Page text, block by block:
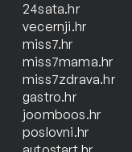
24sata.hr
vecernji.hr
miss7.hr
miss7mama.hr
miss7zdrava.hr
gastro.hr
joomboos.hr
poslovni.hr